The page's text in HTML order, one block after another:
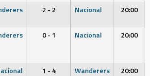
2 - 2 Nacional 20:00
0 - 1 Nacional 20:00
1 - 4 Wanderers 20:00